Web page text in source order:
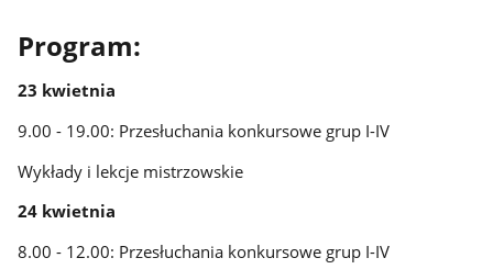
Program:
23 kwietnia
9.00 - 19.00: Przesłuchania konkursowe grup I-IV
Wykłady i lekcje mistrzowskie
24 kwietnia
8.00 - 12.00: Przesłuchania konkursowe grup I-IV